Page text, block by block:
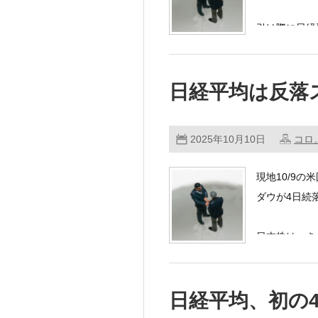
引け際に日
日経平均は反落
2025年10月10日 コロ
現地10/9の
ダウが4日続
日本株は、
日経平均、初